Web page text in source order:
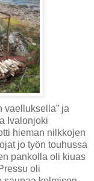
vaelluksella” ja
Ivalonjoki
hieman nilkkojen
jo työn touhussa
pankolla oli kiuas
oli